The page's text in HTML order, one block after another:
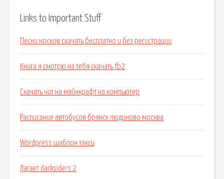
Links to Important Stuff
Песни носков скачать бесплатно и без регистрации
Книга я смотрю на тебя скачать fb2
Скачать чит на майнкрафт на компьютер
Расписание автобусов брянск людиново москва
Wordpress шаблон такси
Лагает darksiders 2